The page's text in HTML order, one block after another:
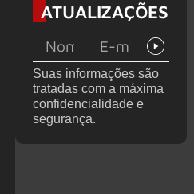
palcos
‘Welcome
To Life’ é
ATUALIZAÇÕES
Suas informações são
tratadas com a máxima
confidencialidade e
segurança.